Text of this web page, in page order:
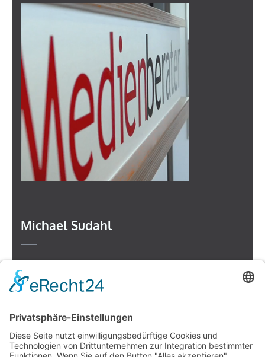
Michael Sudahl
Beethovenstr. 4
73614 Schorndorf
Telefon: 07181 477 9998